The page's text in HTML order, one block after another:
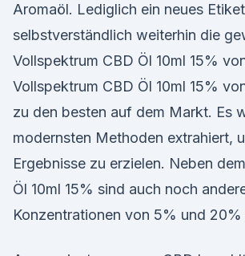
Aromaöl. Lediglich ein neues
selbstverständlich weiterhin die
Vollspektrum CBD Öl 10ml 15%
Vollspektrum CBD Öl 10ml 15%
zu den besten auf dem Markt. Es
modernsten Methoden extrahiert,
Ergebnisse zu erzielen. Neben
Öl 10ml 15% sind auch noch
Konzentrationen von 5% und 20%